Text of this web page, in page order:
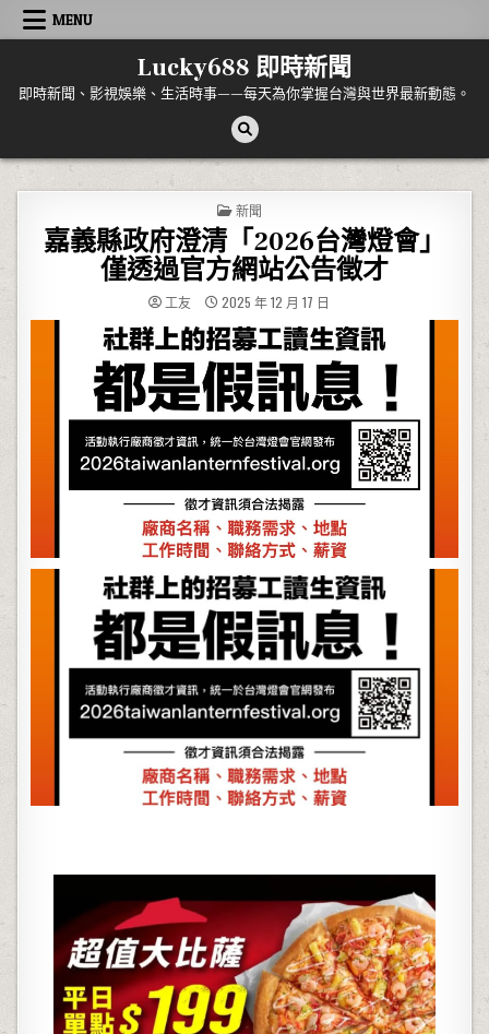
Skip to content
MENU
Lucky688 即時新聞
即時新聞、影視娛樂、生活時事——每天為你掌握台灣與世界最新動態。
POSTED IN
新聞
嘉義縣政府澄清「2026台灣燈會」
僅透過官方網站公告徵才
工友 2025 年 12 月 17 日